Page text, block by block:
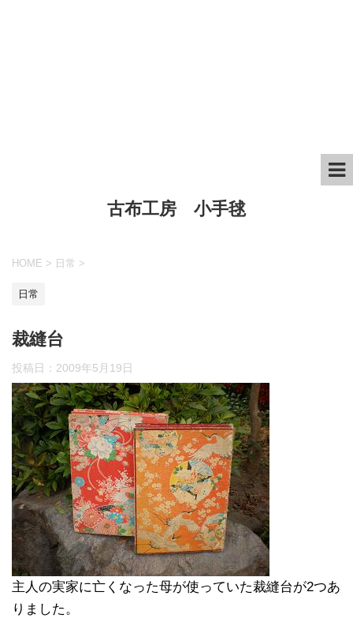
古布工房 小手毬
HOME > 日常 >
日常
裁縫台
投稿日： 2009年5月19日
主人の実家に亡くなった母が使っていた裁縫台が2つあ
りました。